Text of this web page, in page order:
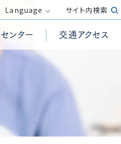
Language サイト内検索
ンター 交通アクセス
指針
載が必要な事項（施
談受付窓口
限
ョン
業所
ター
ター
ー